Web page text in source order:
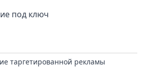
под ключ
таргетированной рекламы